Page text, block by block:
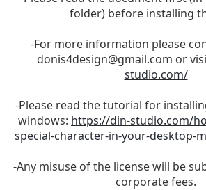
folder) before installing
-For more information please
donis4design@gmail.com or
studio.com/
-Please read the tutorial for
windows: https://din-studio.com/
special-character-in-your-desktop-
-Any misuse of the license will be
corporate fees.